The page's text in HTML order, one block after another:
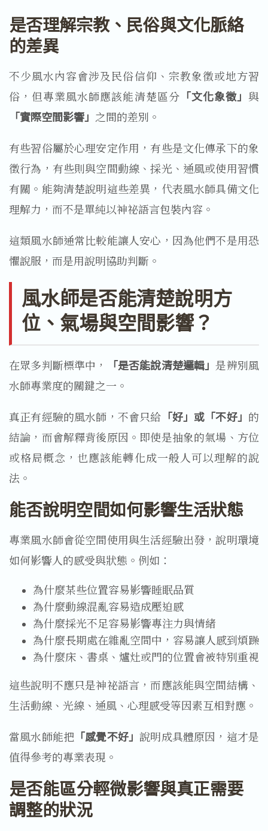
是否理解宗教、民俗與文化脈絡
的差異
不少風水內容會涉及民俗信仰、宗教象徵或地方習
俗，但專業風水師應該能清楚區分 「文化象徵」與
「實際空間影響」 之間的差別。
有些習俗屬於心理安定作用，有些是文化傳承下的象
徵行為，有些則與空間動線、採光、通風或使用習慣
有關。能夠清楚說明這些差異，代表風水師具備文化
理解力，而不是單純以神祕語言包裝內容。
這類風水師通常比較能讓人安心，因為他們不是用恐
懼說服，而是用說明協助判斷。
風水師是否能清楚說明方
位、氣場與空間影響？
在眾多判斷標準中， 「是否能說清楚邏輯」是辨別風
水師專業度的關鍵之一。
真正有經驗的風水師，不會只給 「好」或「不好」 的
結論，而會解釋背後原因。即使是抽象的氣場、方位
或格局概念，也應該能轉化成一般人可以理解的說
法。
能否說明空間如何影響生活狀態
專業風水師會從空間使用與生活經驗出發，說明環境
如何影響人的感受與狀態。例如：
為什麼某些位置容易影響睡眠品質
為什麼動線混亂容易造成壓迫感
為什麼採光不足容易影響專注力與情緒
為什麼長期處在雜亂空間中，容易讓人感到煩躁
為什麼床、書桌、爐灶或門的位置會被特別重視
這些說明不應只是神祕語言，而應該能與空間結構、
生活動線、光線、通風、心理感受等因素互相對應。
當風水師能把 「感覺不好」說明成具體原因，這才是
值得參考的專業表現。
是否能區分輕微影響與真正需要
調整的狀況